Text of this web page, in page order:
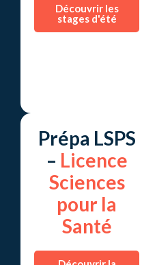
Découvrir les
stages d'été
Prépa LSPS
– Licence
Sciences
pour la
Santé